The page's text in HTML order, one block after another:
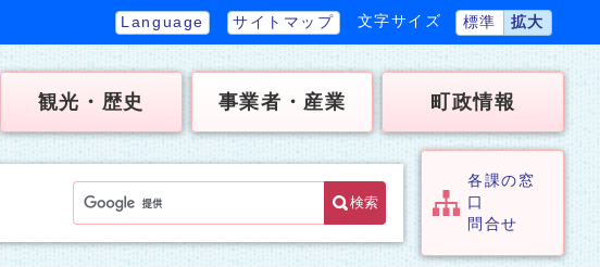
Language サイトマップ 文字サイズ 標準 拡大
観光・歴史 事業者・産業 町政情報
検索
各課の窓
口
問合せ